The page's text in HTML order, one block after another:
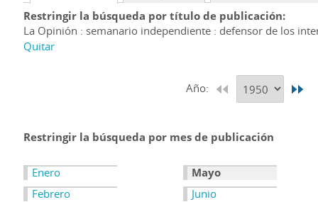
Restringir la búsqueda por título de publicación
La Opinión : semanario independiente : defensor de los
Quitar
Año:
Restringir la búsqueda por mes de publicación
Enero
Febrero
Mayo
Junio